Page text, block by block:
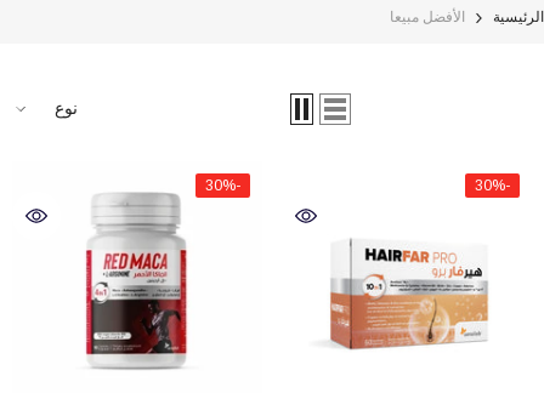
الرئيسية الأفضل مبيعا
نوع
-30%
-30%